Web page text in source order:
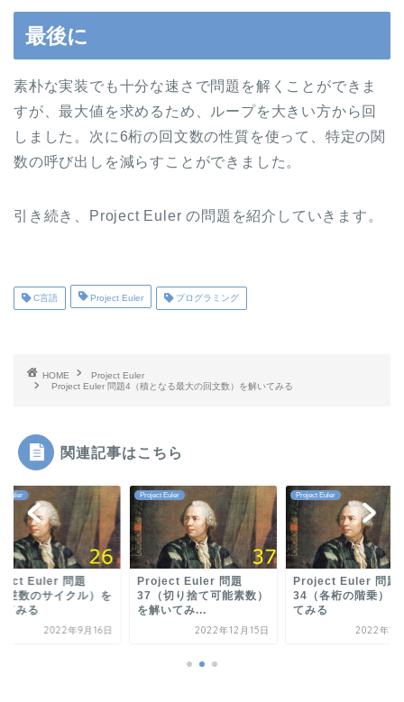
最後に
素朴な実装でも十分な速さで問題を解くことができま
すが、最大値を求めるため、ループを大きい方から回
しました。次に6桁の回文数の性質を使って、特定の関
数の呼び出しを減らすことができました。
引き続き、Project Euler の問題を紹介していきます。
C言語 Project Euler プログラミング
HOME
Project Euler
Project Euler 問題4（積となる最大の回文数）を解いてみる
関連記事はこちら
Euler
Euler 問題
逆数のサイクル）を
てみる
2022年9月16日
Project Euler
Project Euler 問題
37（切り捨て可能素数）
を解いてみ...
2022年12月15日
Project Euler
Project Euler 問題
34（各桁の階乗）を
てみる
2022年12